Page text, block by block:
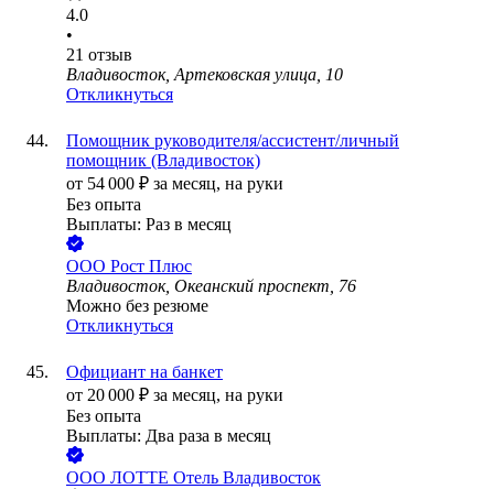
4.0
•
21 отзыв
Владивосток, Артековская улица, 10
Откликнуться
Помощник руководителя/ассистент/личный
помощник (Владивосток)
от 54 000 ₽ за месяц, на руки
Без опыта
Выплаты: Раз в месяц
ООО Рост Плюс
Владивосток, Океанский проспект, 76
Можно без резюме
Откликнуться
Официант на банкет
от 20 000 ₽ за месяц, на руки
Без опыта
Выплаты: Два раза в месяц
ООО ЛОТТЕ Отель Владивосток